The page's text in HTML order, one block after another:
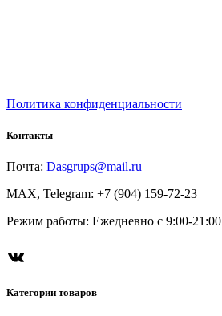
Политика конфиденциальности
Контакты
Почта: Dasgrups@mail.ru
MAX, Telegram: +7 (904) 159-72-23
Режим работы: Ежедневно с 9:00-21:00
Категории товаров